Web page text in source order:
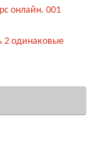
онлайн. 001
2 одинаковые